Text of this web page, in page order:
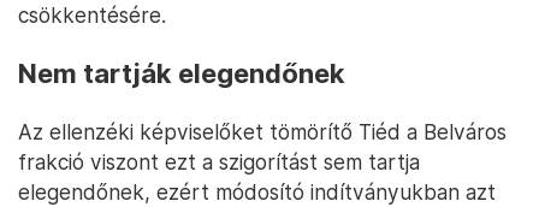
csökkentésére.
Nem tartják elegendőnek
Az ellenzéki képviselőket tömörítő Tiéd a Belváros
frakció viszont ezt a szigorítást sem tartja
elegendőnek, ezért módosító indítványukban azt